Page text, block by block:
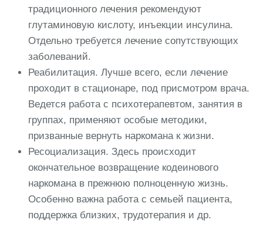
традиционного лечения рекомендуют
глутаминовую кислоту, инъекции инсулина.
Отдельно требуется лечение сопутствующих
заболеваний.
Реабилитация. Лучше всего, если лечение
проходит в стационаре, под присмотром врача.
Ведется работа с психотерапевтом, занятия в
группах, применяют особые методики,
призванные вернуть наркомана к жизни.
Ресоциализация. Здесь происходит
окончательное возвращение кодеинового
наркомана в прежнюю полноценную жизнь.
Особенно важна работа с семьей пациента,
поддержка близких, трудотерапия и др.